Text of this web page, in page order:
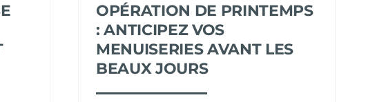
OPÉRATION DE PRINTEMPS
: ANTICIPEZ VOS
MENUISERIES AVANT LES
BEAUX JOURS